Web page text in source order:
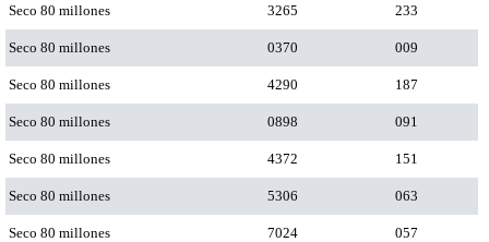
Seco 80 millones 3265 233
Seco 80 millones 0370 009
Seco 80 millones 4290 187
Seco 80 millones 0898 091
Seco 80 millones 4372 151
Seco 80 millones 5306 063
Seco 80 millones 7024 057